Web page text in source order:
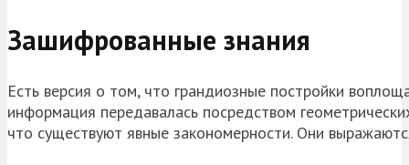
Зашифрованные знания
Есть версия о том, что грандиозные постройки
информация передавалась посредством
что существуют явные закономерности. Они